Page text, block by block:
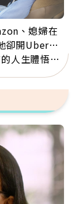
、媳婦在
卻開Uber…
人生體悟：